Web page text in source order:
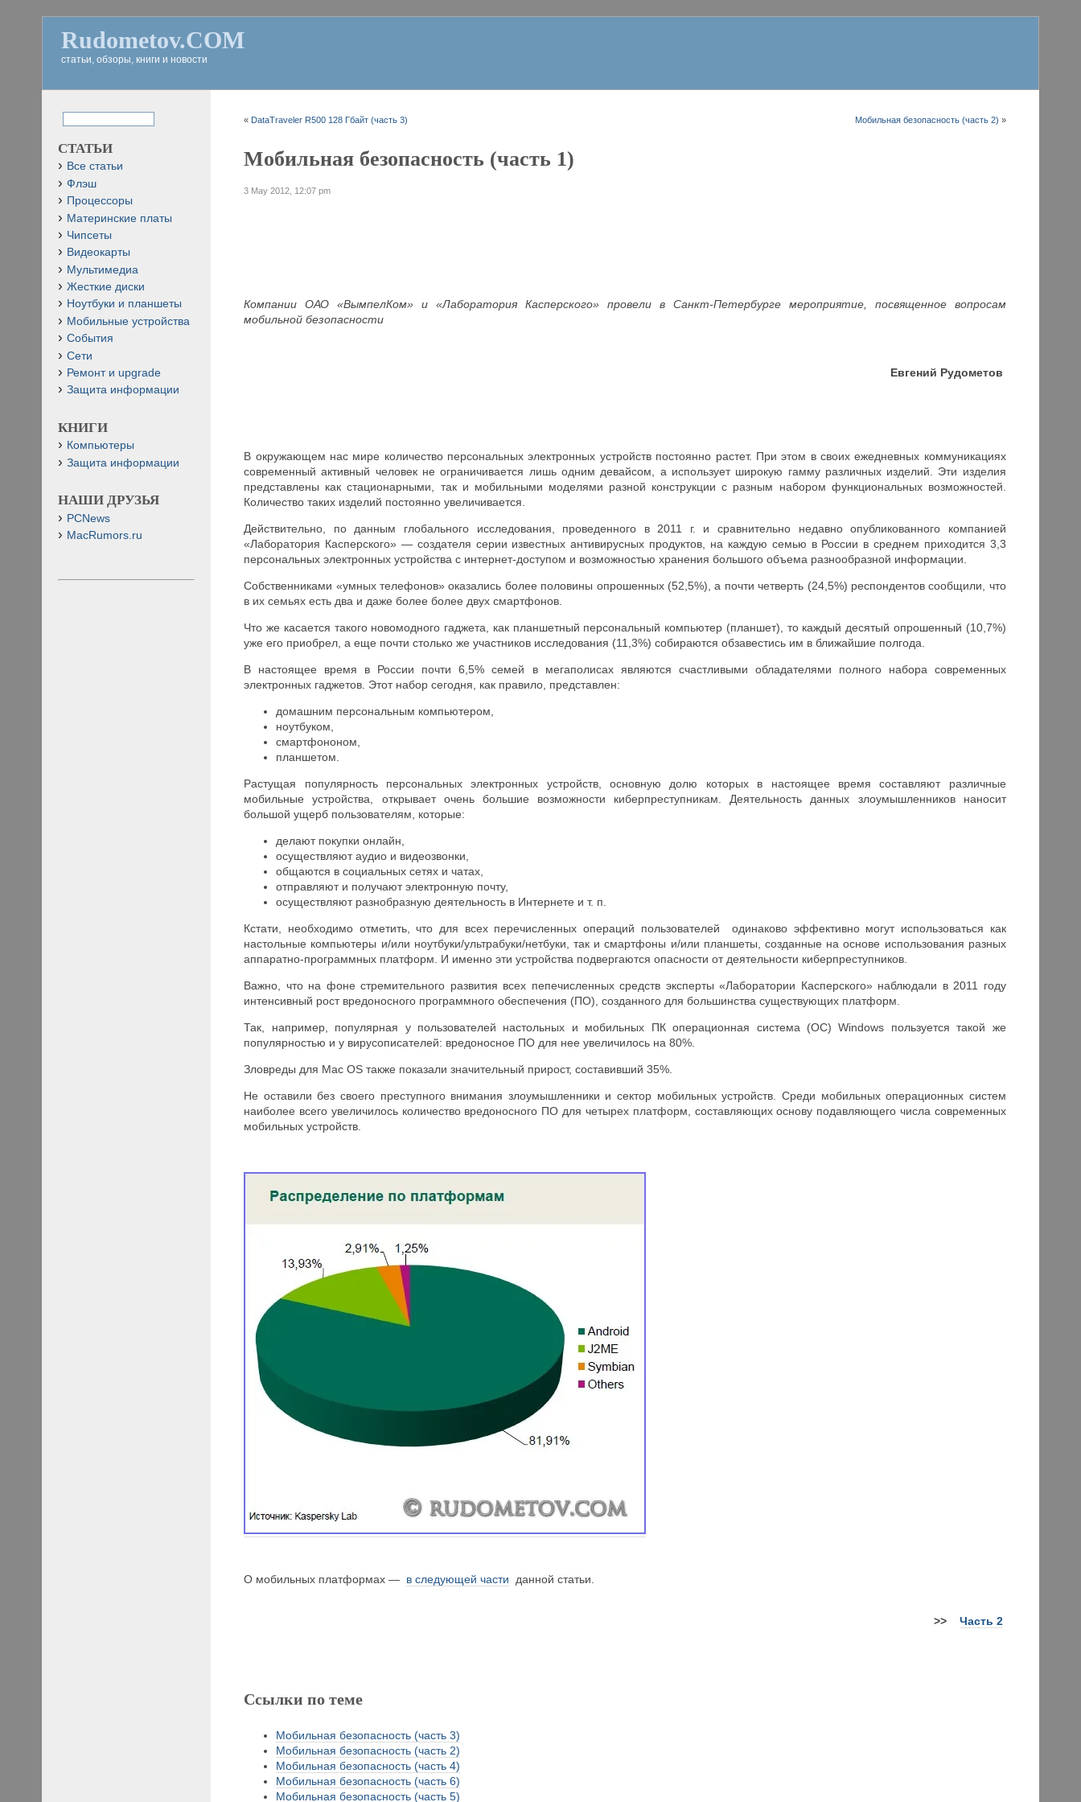
Rudometov.COM
статьи, обзоры, книги и новости
« DataTraveler R500 128 Гбайт (часть 3) Мобильная безопасность (часть 2) »
Мобильная безопасность (часть 1)
3 May 2012, 12:07 pm
Компании ОАО «ВымпелКом» и «Лаборатория Касперского» провели в Санкт-Петербурге мероприятие, посвященное вопросам
мобильной безопасности
Евгений Рудометов
В окружающем нас мире количество персональных электронных устройств постоянно растет. При этом в своих ежедневных коммуникациях
современный активный человек не ограничивается лишь одним девайсом, а использует широкую гамму различных изделий. Эти изделия
представлены как стационарными, так и мобильными моделями разной конструкции с разным набором функциональных возможностей.
Количество таких изделий постоянно увеличивается.
Действительно, по данным глобального исследования, проведенного в 2011 г. и сравнительно недавно опубликованного компанией
«Лаборатория Касперского» — создателя серии известных антивирусных продуктов, на каждую семью в России в среднем приходится 3,3
персональных электронных устройства с интернет-доступом и возможностью хранения большого объема разнообразной информации.
Собственниками «умных телефонов» оказались более половины опрошенных (52,5%), а почти четверть (24,5%) респондентов сообщили, что
в их семьях есть два и даже более более двух смартфонов.
Что же касается такого новомодного гаджета, как планшетный персональный компьютер (планшет), то каждый десятый опрошенный (10,7%)
уже его приобрел, а еще почти столько же участников исследования (11,3%) собираются обзавестись им в ближайшие полгода.
В настоящее время в России почти 6,5% семей в мегаполисах являются счастливыми обладателями полного набора современных
электронных гаджетов. Этот набор сегодня, как правило, представлен:
домашним персональным компьютером,
ноутбуком,
смартфононом,
планшетом.
Растущая популярность персональных электронных устройств, основную долю которых в настоящее время составляют различные
мобильные устройства, открывает очень большие возможности киберпреступникам. Деятельность данных злоумышленников наносит
большой ущерб пользователям, которые:
делают покупки онлайн,
осуществляют аудио и видеозвонки,
общаются в социальных сетях и чатах,
отправляют и получают электронную почту,
осуществляют разнобразную деятельность в Интернете и т. п.
Кстати, необходимо отметить, что для всех перечисленных операций пользователей одинаково эффективно могут использоваться как
настольные компьютеры и/или ноутбуки/ультрабуки/нетбуки, так и смартфоны и/или планшеты, созданные на основе использования разных
аппаратно-программных платформ. И именно эти устройства подвергаются опасности от деятельности киберпреступников.
Важно, что на фоне стремительного развития всех пепечисленных средств эксперты «Лаборатории Касперского» наблюдали в 2011 году
интенсивный рост вредоносного программного обеспечения (ПО), созданного для большинства существующих платформ.
Так, например, популярная у пользователей настольных и мобильных ПК операционная система (ОС) Windows пользуется такой же
популярностью и у вирусописателей: вредоносное ПО для нее увеличилось на 80%.
Зловреды для Mac OS также показали значительный прирост, составивший 35%.
Не оставили без своего преступного внимания злоумышленники и сектор мобильных устройств. Среди мобильных операционных систем
наиболее всего увеличилось количество вредоносного ПО для четырех платформ, составляющих основу подавляющего числа современных
мобильных устройств.
О мобильных платформах — в следующей части данной статьи.
>> Часть 2
Ссылки по теме
Мобильная безопасность (часть 3)
Мобильная безопасность (часть 2)
Мобильная безопасность (часть 4)
Мобильная безопасность (часть 6)
Мобильная безопасность (часть 5)
СТАТЬИ
Все статьи
Флэш
Процессоры
Материнские платы
Чипсеты
Видеокарты
Мультимедиа
Жесткие диски
Ноутбуки и планшеты
Мобильные устройства
События
Сети
Ремонт и upgrade
Защита информации
КНИГИ
Компьютеры
Защита информации
НАШИ ДРУЗЬЯ
PCNews
MacRumors.ru